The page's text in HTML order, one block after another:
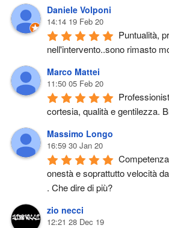
Daniele Volponi
14:14 19 Feb 20
Puntualità,
nell'intervento..sono rimasto
Marco Mattei
11:50 05 Feb 20
cortesia, qualità e gentilezza.
Massimo Longo
16:59 30 Jan 20
onestà e soprattutto velocità
. Che dire di più?
zio necci
12:21 28 Dec 19